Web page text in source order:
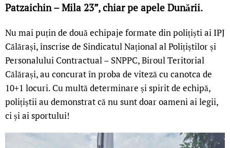
Patzaichin – Mila 23”, chiar pe apele Dunării.
Nu mai puțin de două echipaje formate din polițiști ai IPJ
Călărași, înscrise de Sindicatul Național al Polițiștilor și
Personalului Contractual – SNPPC, Biroul Teritorial
Călărași, au concurat în proba de viteză cu canotca de
10+1 locuri. Cu multă determinare și spirit de echipă,
polițiștii au demonstrat că nu sunt doar oameni ai legii,
ci și ai sportului!